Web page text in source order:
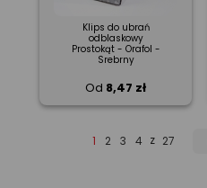
Klips do ubrań
odblaskowy
Prostokąt - Orafol -
Srebrny
Od 8,47 zł
1 2 3 4 z 27